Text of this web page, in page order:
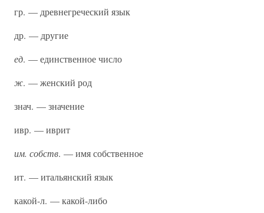
гр. — древнегреческий язык
др. — другие
ед. — единственное число
ж. — женский род
знач. — значение
ивр. — иврит
им. собств. — имя собственное
ит. — итальянский язык
какой-л. — какой-либо